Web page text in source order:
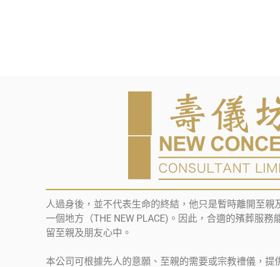
人過身後，並不代表生命的終結，他只是暫時離開至親
一個地方（THE NEW PLACE)。因此，合適的殯葬服務
留至親及朋友心中。
本公司可根據先人的意願、至親的需要或宗教禮儀，提